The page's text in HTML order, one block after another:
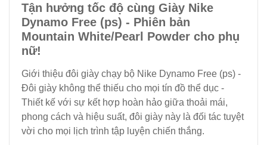
Tận hưởng tốc độ cùng Giày Nike
Dynamo Free (ps) - Phiên bản
Mountain White/Pearl Powder cho phụ
nữ!
Giới thiệu đôi giày chạy bộ Nike Dynamo Free (ps) -
Đôi giày không thể thiếu cho mọi tín đồ thể dục -
Thiết kế với sự kết hợp hoàn hảo giữa thoải mái,
phong cách và hiệu suất, đôi giày này là đối tác tuyệt
vời cho mọi lịch trình tập luyện chiến thắng.